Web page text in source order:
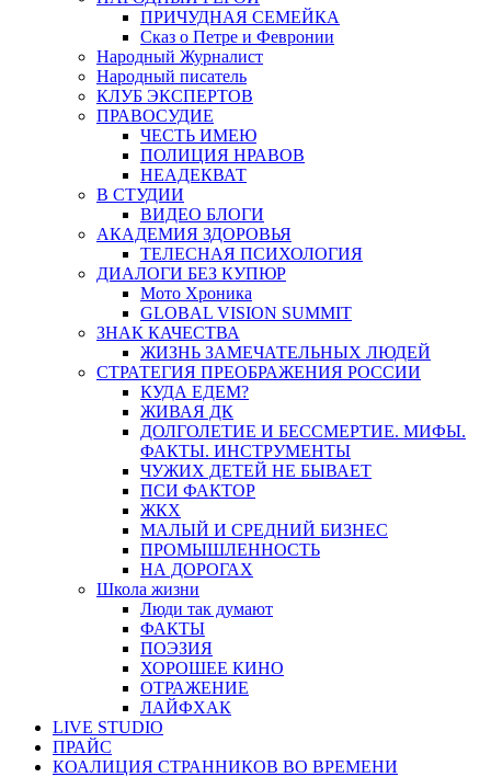
ПРИЧУДНАЯ СЕМЕЙКА
Сказ о Петре и Февронии
Народный Журналист
Народный писатель
КЛУБ ЭКСПЕРТОВ
ПРАВОСУДИЕ
ЧЕСТЬ ИМЕЮ
ПОЛИЦИЯ НРАВОВ
НЕАДЕКВАТ
В СТУДИИ
ВИДЕО БЛОГИ
АКАДЕМИЯ ЗДОРОВЬЯ
ТЕЛЕСНАЯ ПСИХОЛОГИЯ
ДИАЛОГИ БЕЗ КУПЮР
Мото Хроника
GLOBAL VISION SUMMIT
ЗНАК КАЧЕСТВА
ЖИЗНЬ ЗАМЕЧАТЕЛЬНЫХ ЛЮДЕЙ
СТРАТЕГИЯ ПРЕОБРАЖЕНИЯ РОССИИ
КУДА ЕДЕМ?
ЖИВАЯ ДК
ДОЛГОЛЕТИЕ И БЕССМЕРТИЕ. МИФЫ.
ФАКТЫ. ИНСТРУМЕНТЫ
ЧУЖИХ ДЕТЕЙ НЕ БЫВАЕТ
ПСИ ФАКТОР
ЖКХ
МАЛЫЙ И СРЕДНИЙ БИЗНЕС
ПРОМЫШЛЕННОСТЬ
НА ДОРОГАХ
Школа жизни
Люди так думают
ФАКТЫ
ПОЭЗИЯ
ХОРОШЕЕ КИНО
ОТРАЖЕНИЕ
ЛАЙФХАК
LIVE STUDIO
ПРАЙС
КОАЛИЦИЯ СТРАННИКОВ ВО ВРЕМЕНИ